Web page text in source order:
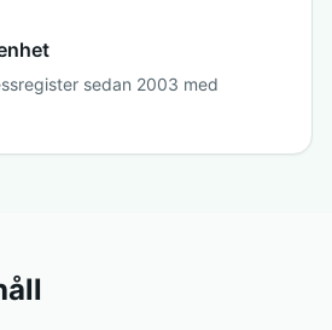
sedan 2003 med